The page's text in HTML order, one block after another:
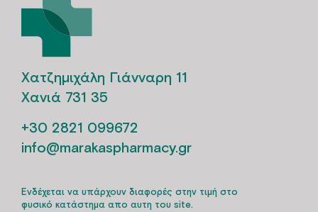
Χατζημιχάλη Γιάνναρη 11
Χανιά 731 35
+30 2821 099672
info@marakaspharmacy.gr
Ενδέχεται να υπάρχουν διαφορές στην τιμή στο
φυσικό κατάστημα απο αυτη του site.